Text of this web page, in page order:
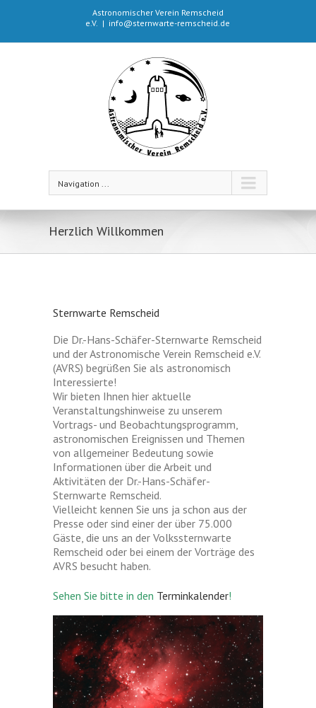
Astronomischer Verein Remscheid
e.V. | info@sternwarte-remscheid.de
Navigation ...
Herzlich Willkommen
Sternwarte Remscheid
Die Dr.-Hans-Schäfer-Sternwarte Remscheid
und der Astronomische Verein Remscheid e.V.
(AVRS) begrüßen Sie als astronomisch
Interessierte!
Wir bieten Ihnen hier aktuelle
Veranstaltungshinweise zu unserem
Vortrags- und Beobachtungsprogramm,
astronomischen Ereignissen und Themen
von allgemeiner Bedeutung sowie
Informationen über die Arbeit und
Aktivitäten der Dr.-Hans-Schäfer-
Sternwarte Remscheid.
Vielleicht kennen Sie uns ja schon aus der
Presse oder sind einer der über 75.000
Gäste, die uns an der Volkssternwarte
Remscheid oder bei einem der Vorträge des
AVRS besucht haben.
Sehen Sie bitte in den Terminkalender!